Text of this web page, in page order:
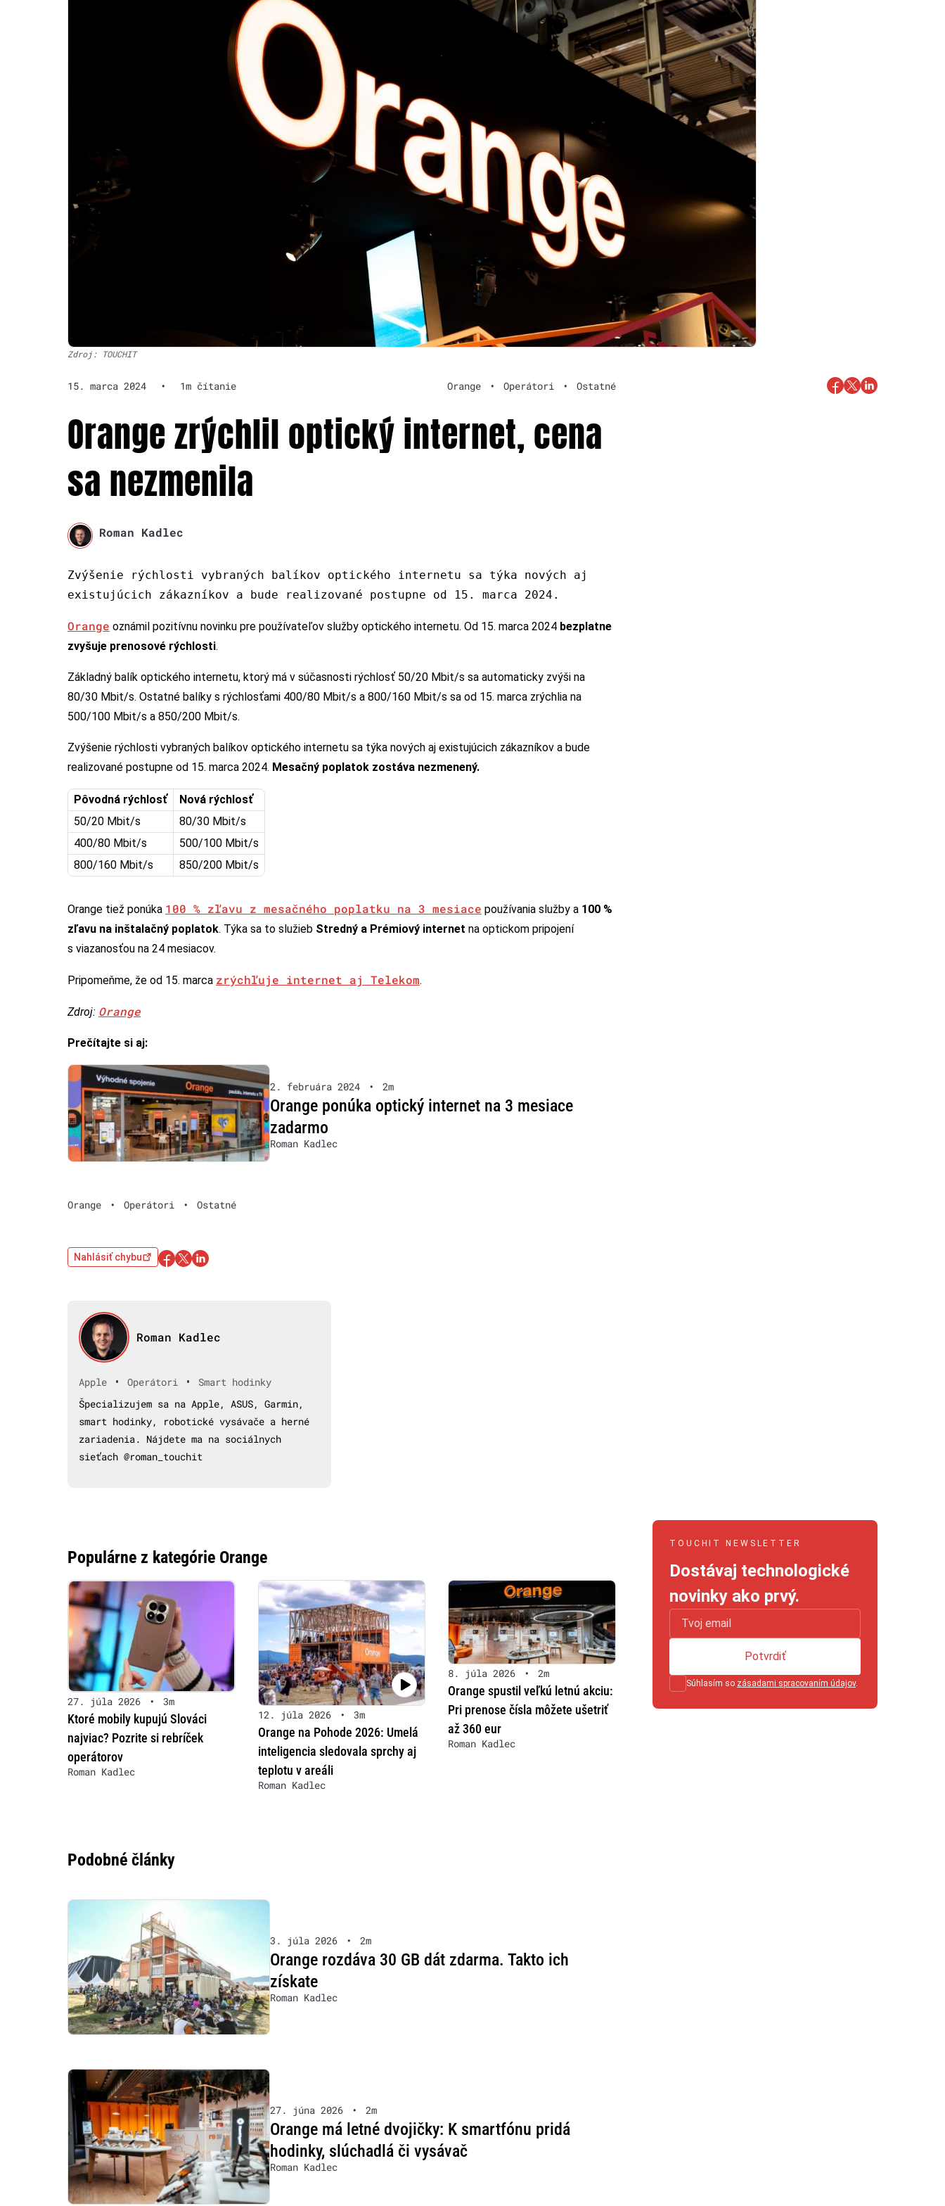
Zdroj: TOUCHIT
15. marca 2024 • 1m čítanie Orange • Operátori • Ostatné
Orange zrýchlil optický internet, cena
sa nezmenila
Roman Kadlec
Zvýšenie rýchlosti vybraných balíkov optického internetu sa týka nových aj
existujúcich zákazníkov a bude realizované postupne od 15. marca 2024.
Orange oznámil pozitívnu novinku pre používateľov služby optického internetu. Od 15. marca 2024 bezplatne
zvyšuje prenosové rýchlosti.
Základný balík optického internetu, ktorý má v súčasnosti rýchlosť 50/20 Mbit/s sa automaticky zvýši na
80/30 Mbit/s. Ostatné balíky s rýchlosťami 400/80 Mbit/s a 800/160 Mbit/s sa od 15. marca zrýchlia na
500/100 Mbit/s a 850/200 Mbit/s.
Zvýšenie rýchlosti vybraných balíkov optického internetu sa týka nových aj existujúcich zákazníkov a bude
realizované postupne od 15. marca 2024. Mesačný poplatok zostáva nezmenený.
Pôvodná rýchlosť
Nová rýchlosť
50/20 Mbit/s
80/30 Mbit/s
400/80 Mbit/s
500/100 Mbit/s
800/160 Mbit/s
850/200 Mbit/s
Orange tiež ponúka 100 % zľavu z mesačného poplatku na 3 mesiace používania služby a 100 %
zľavu na inštalačný poplatok. Týka sa to služieb Stredný a Prémiový internet na optickom pripojení
s viazanosťou na 24 mesiacov.
Pripomeňme, že od 15. marca zrýchľuje internet aj Telekom.
Zdroj: Orange
Prečítajte si aj:
2. februára 2024 • 2m
Orange ponúka optický internet na 3 mesiace
zadarmo
Roman Kadlec
Orange • Operátori • Ostatné
Nahlásiť chybu
Roman Kadlec
Apple • Operátori •
Smart hodinky
Špecializujem sa na Apple, ASUS, Garmin,
smart hodinky, robotické vysávače a herné
zariadenia. Nájdete ma na sociálnych
sieťach @roman_touchit
Populárne z kategórie Orange
27. júla 2026 • 3m
Ktoré mobily kupujú Slováci
najviac? Pozrite si rebríček
operátorov
Roman Kadlec
12. júla 2026 • 3m
Orange na Pohode 2026: Umelá
inteligencia sledovala sprchy aj
teplotu v areáli
Roman Kadlec
8. júla 2026 • 2m
Orange spustil veľkú letnú akciu:
Pri prenose čísla môžete ušetriť
až 360 eur
Roman Kadlec
Podobné články
3. júla 2026 • 2m
Orange rozdáva 30 GB dát zdarma. Takto ich
získate
Roman Kadlec
27. júna 2026 • 2m
Orange má letné dvojičky: K smartfónu pridá
hodinky, slúchadlá či vysávač
Roman Kadlec
TOUCHIT NEWSLETTER
Dostávaj technologické
novinky ako prvý.
Súhlasím so zásadami spracovaním údajov.
Potvrdiť